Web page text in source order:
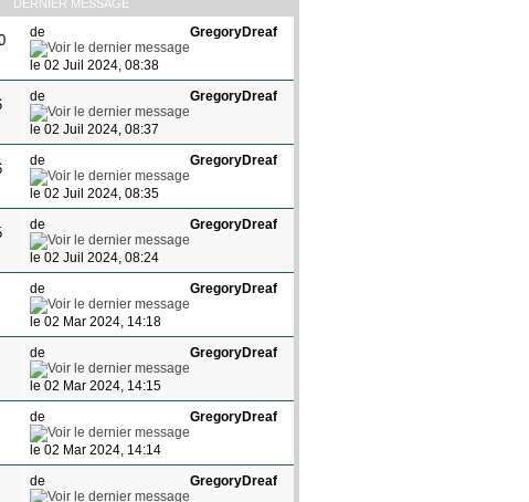
DERNIER MESSAGE
deGregoryDreaf
le 02 Juil 2024, 08:38
deGregoryDreaf
le 02 Juil 2024, 08:37
deGregoryDreaf
le 02 Juil 2024, 08:35
deGregoryDreaf
le 02 Juil 2024, 08:24
deGregoryDreaf
le 02 Mar 2024, 14:18
deGregoryDreaf
le 02 Mar 2024, 14:15
deGregoryDreaf
le 02 Mar 2024, 14:14
deGregoryDreaf